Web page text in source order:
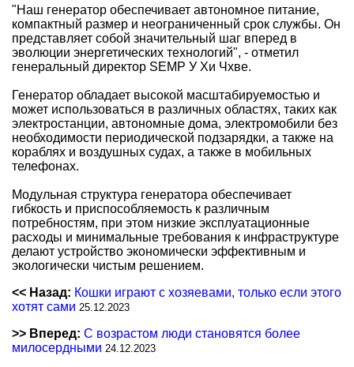
"Наш генератор обеспечивает автономное питание,
компактный размер и неограниченный срок службы. Он
представляет собой значительный шаг вперед в
эволюции энергетических технологий", - отметил
генеральный директор SEMP У Хи Чхве.
Генератор обладает высокой масштабируемостью и
может использоваться в различных областях, таких как
электростанции, автономные дома, электромобили без
необходимости периодической подзарядки, а также на
кораблях и воздушных судах, а также в мобильных
телефонах.
Модульная структура генератора обеспечивает
гибкость и приспособляемость к различным
потребностям, при этом низкие эксплуатационные
расходы и минимальные требования к инфраструктуре
делают устройство экономически эффективным и
экологически чистым решением.
<< Назад: Кошки играют с хозяевами, только если этого
хотят сами 25.12.2023
>> Вперед: С возрастом люди становятся более
милосердными 24.12.2023